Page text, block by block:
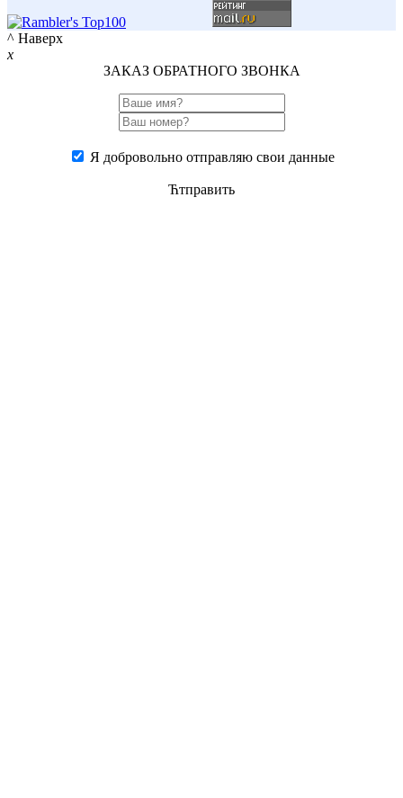
^ Наверх
x
ЗАКАЗ ОБРАТНОГО ЗВОНКА
Я добровольно отправляю свои данные
Ћтправить